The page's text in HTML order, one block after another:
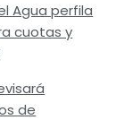
Agua perfila
cuotas y
de